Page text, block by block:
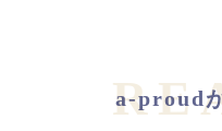
a-proud